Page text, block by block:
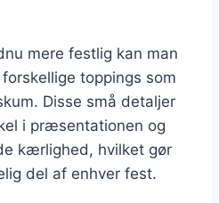
mere festlig kan man
toppings som
Disse små detaljer
i præsentationen og
kærlighed, hvilket gør
del af enhver fest.